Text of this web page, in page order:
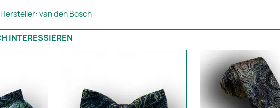
van den Bosch
INTERESSIEREN